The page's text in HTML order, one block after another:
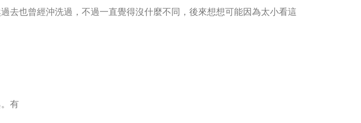
去也曾經沖洗過，不過一直覺得沒什麼不同，後來想想可能因為太小看這
有